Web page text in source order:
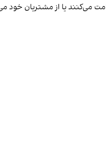
می‌کنند یا از مشتریان خود